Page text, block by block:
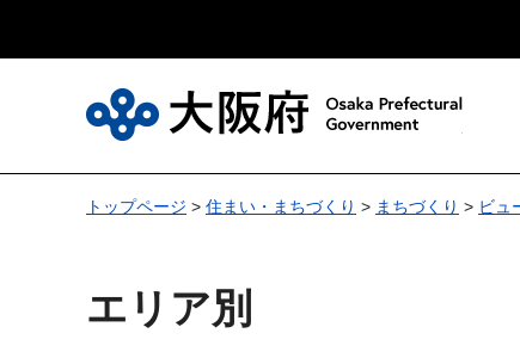
トップページ > 住まい・まちづくり > まちづくり > ビュ
エリア別